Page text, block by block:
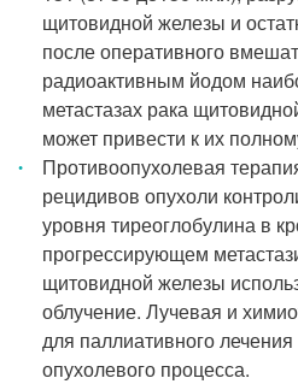
щитовидной железы и
после оперативного
радиоактивным йодом
метастазах рака
может привести к их
Противоопухолевая
рецидивов опухоли
уровня тиреоглобулина в
прогрессирующем
щитовидной железы
облучение. Лучевая и
для паллиативного
опухолевого процесса.